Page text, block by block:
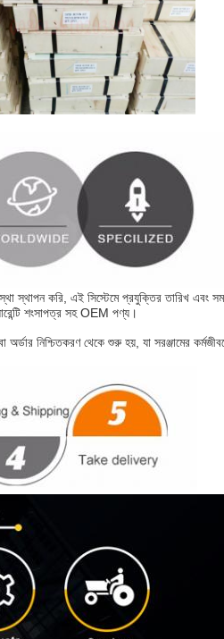
করি, এই সিস্টেমে প্রযুক্তির তারিখ এবং
শংসাপত্র সহ OEM পণ্য।
নিশ্চিতকরণ থেকে শুরু হয়, যা সরঞ্জামের